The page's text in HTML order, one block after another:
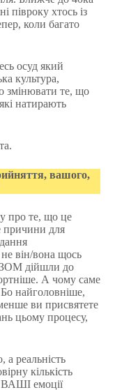
півроку хтось із
коли багато
осуд який
культура,
змінювати те, що
натирають
вашого,
про те, що це
причини для
не він/вона щось
дійшли до
А чому саме
найголовніше,
ви присвятете
цьому процесу,
реальність
кількість
ВАШІ емоції